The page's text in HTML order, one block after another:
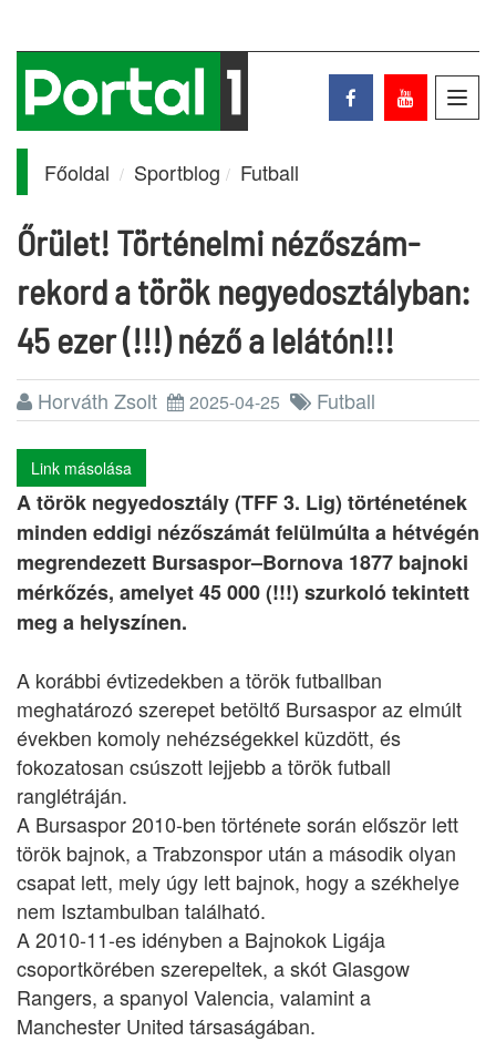
Főoldal Sportblog Futball
Őrület! Történelmi nézőszám-
rekord a török negyedosztályban:
45 ezer (!!!) néző a lelátón!!!
Horváth Zsolt 2025-04-25 Futball
Link másolása
A török negyedosztály (TFF 3. Lig) történetének
minden eddigi nézőszámát felülmúlta a hétvégén
megrendezett Bursaspor–Bornova 1877 bajnoki
mérkőzés, amelyet 45 000 (!!!) szurkoló tekintett
meg a helyszínen.
A korábbi évtizedekben a török futballban
meghatározó szerepet betöltő Bursaspor az elmúlt
években komoly nehézségekkel küzdött, és
fokozatosan csúszott lejjebb a török futball
ranglétráján.
A Bursaspor 2010-ben története során először lett
török bajnok, a Trabzonspor után a második olyan
csapat lett, mely úgy lett bajnok, hogy a székhelye
nem Isztambulban található.
A 2010-11-es idényben a Bajnokok Ligája
csoportkörében szerepeltek, a skót Glasgow
Rangers, a spanyol Valencia, valamint a
Manchester United társaságában.